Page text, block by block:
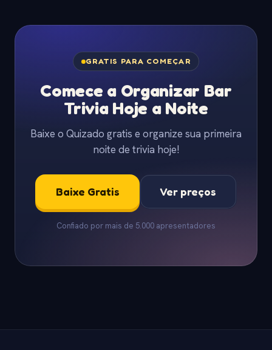
GRATIS PARA COMEÇAR
Comece a Organizar Bar
Trivia Hoje a Noite
Baixe o Quizado gratis e organize sua primeira
noite de trivia hoje!
Baixe Gratis Ver preços
Confiado por mais de 5.000 apresentadores